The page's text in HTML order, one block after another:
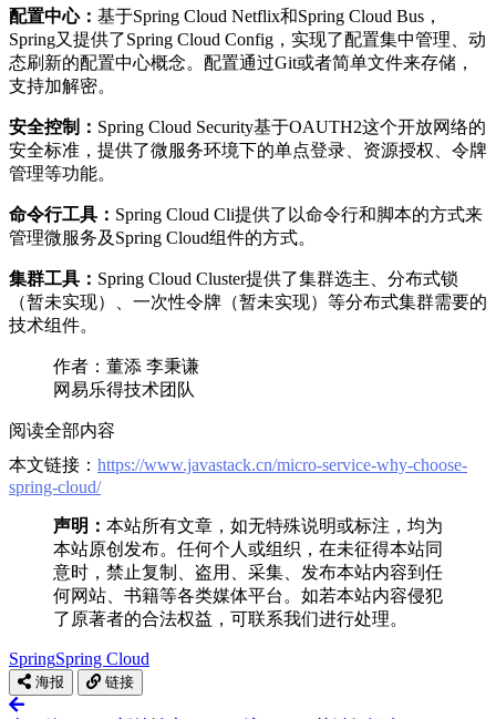
配置中心： 基于Spring Cloud Netflix和Spring Cloud Bus，
Spring又提供了Spring Cloud Config，实现了配置集中管理、动
态刷新的配置中心概念。配置通过Git或者简单文件来存储，
支持加解密。
安全控制： Spring Cloud Security基于OAUTH2这个开放网络的
安全标准，提供了微服务环境下的单点登录、资源授权、令牌
管理等功能。
命令行工具： Spring Cloud Cli提供了以命令行和脚本的方式来
管理微服务及Spring Cloud组件的方式。
集群工具： Spring Cloud Cluster提供了集群选主、分布式锁
（暂未实现）、一次性令牌（暂未实现）等分布式集群需要的
技术组件。
作者：董添 李秉谦
网易乐得技术团队
阅读全部内容
本文链接： https://www.javastack.cn/micro-service-why-choose-
spring-cloud/
声明： 本站所有文章，如无特殊说明或标注，均为
本站原创发布。任何个人或组织，在未征得本站同
意时，禁止复制、盗用、采集、发布本站内容到任
何网站、书籍等各类媒体平台。如若本站内容侵犯
了原著者的合法权益，可联系我们进行处理。
SpringSpring Cloud
海报 链接